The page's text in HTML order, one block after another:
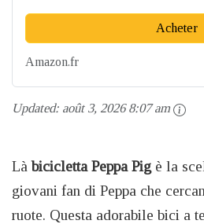
Acheter
Amazon.fr
Updated: août 3, 2026 8:07 am
Làbicicletta Peppa Pig è la
giovani fan di Peppa che
ruote. Questa adorabile bici a